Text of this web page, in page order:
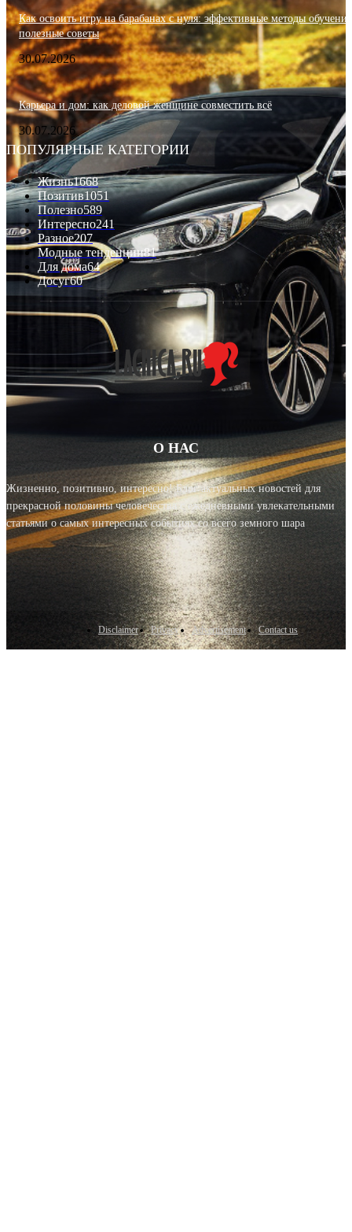
Как освоить игру на барабанах с нуля: эффективные методы
полезные советы
30.07.2026
Карьера и дом: как деловой женщине совместить всё
30.07.2026
ПОПУЛЯРНЫЕ КАТЕГОРИИ
Жизнь1668
Позитив1051
Полезно589
Интересно241
Разное207
Модные тенденции81
Для дома64
Досуг60
О НАС
Жизненно, позитивно, интересно! Блог актуальных новостей для
прекрасной половины человечества с ежедневными увлекательными
статьями о самых интересных событиях со всего земного шара
Disclaimer Privacy Advertisement Contact us